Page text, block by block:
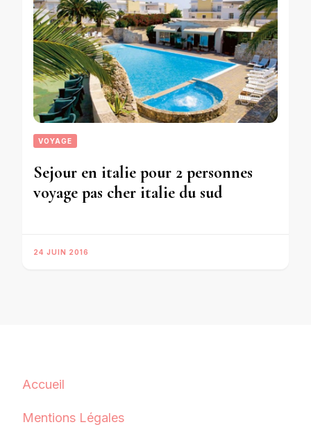
VOYAGE
Sejour en italie pour 2 personnes
voyage pas cher italie du sud
24 JUIN 2016
Accueil
Mentions Légales